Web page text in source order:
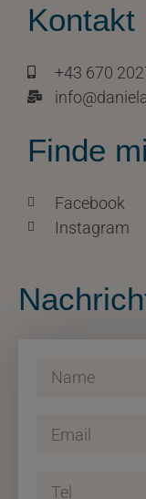
Kontakt
+43 670
Finde
Facebook
Instagram